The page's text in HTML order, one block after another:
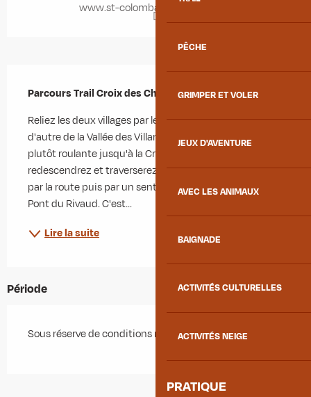
PÊCHE
GRIMPER ET VOLER
JEUX D'AVENTURE
AVEC LES ANIMAUX
BAIGNADE
ACTIVITÉS CULTURELLES
ACTIVITÉS NEIGE
PRATIQUE
www.st-colomban-des-villards.fr
Parcours Trail Croix des Charrières
Reliez les deux villages par les balcons de part et
d'autre de la Vallée des Villards. La première partie est
plutôt roulante jusqu'à la Croix des Charrières. Vous
redescendrez et traverserez le village de Saint-Alban
par la route puis par un sentier étroit pour rejoindre le
Pont du Rivaud. C'est...
Lire la suite
Période
Sous réserve de conditions météo favorables.